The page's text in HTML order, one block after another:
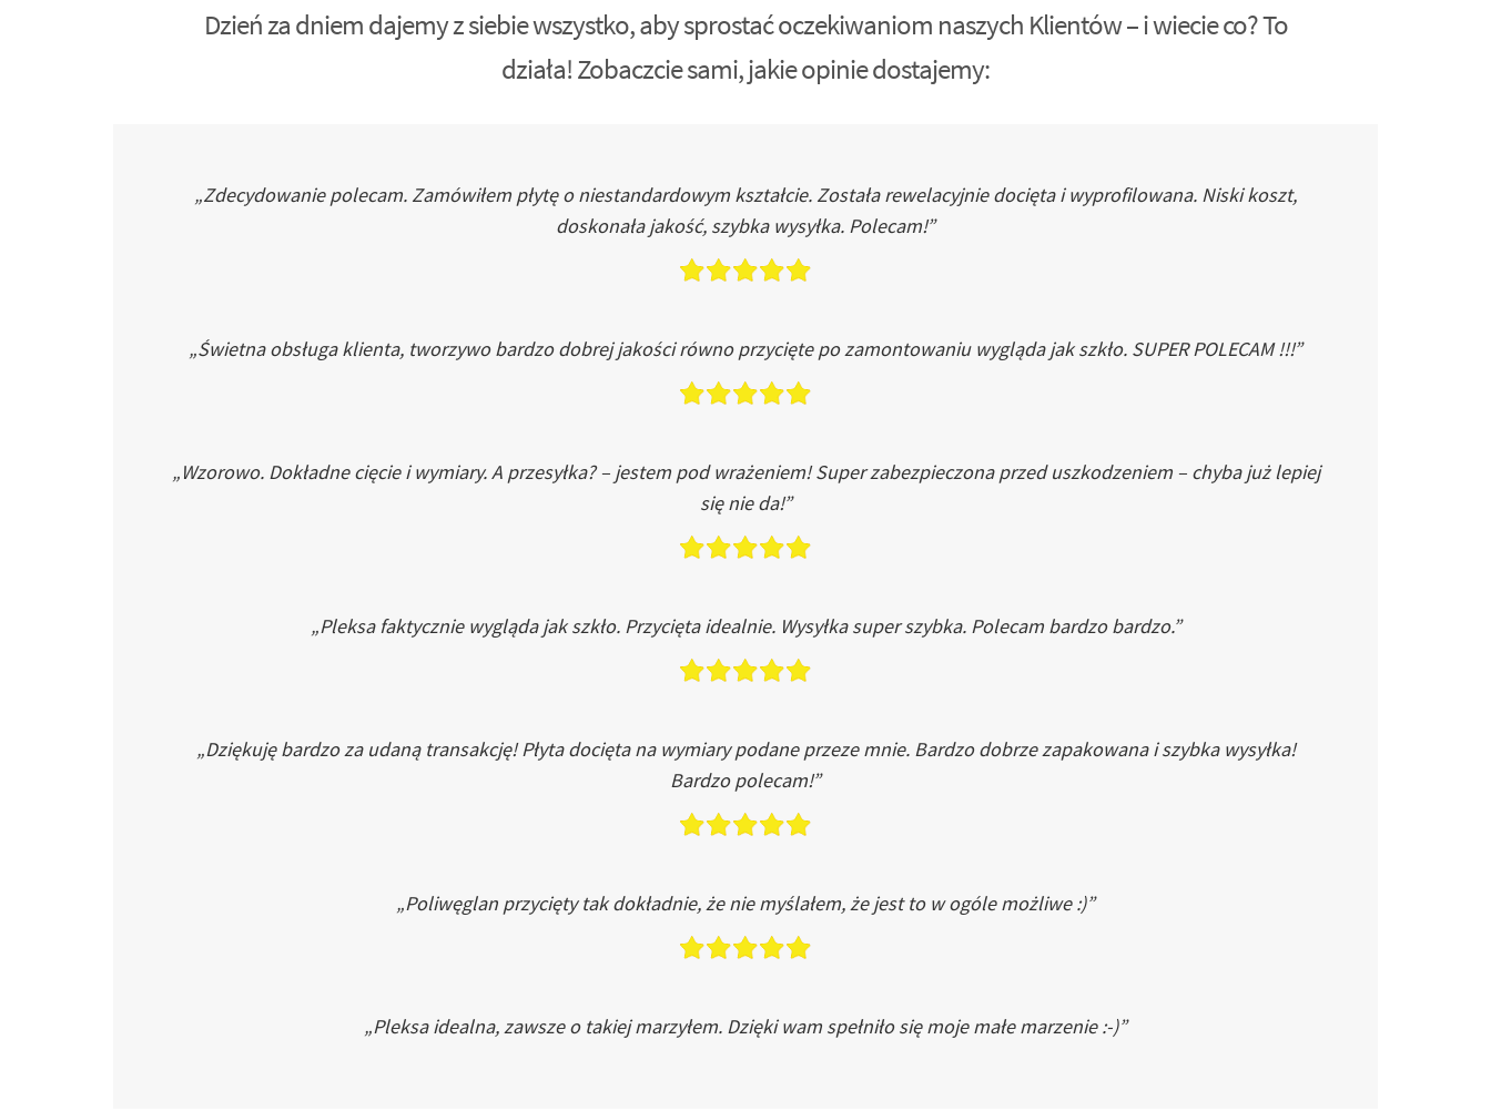
Dzień za dniem dajemy z siebie wszystko, aby sprostać oczekiwaniom naszych Klientów – i wiecie co? To
działa! Zobaczcie sami, jakie opinie dostajemy:
„Zdecydowanie polecam. Zamówiłem płytę o niestandardowym kształcie. Została rewelacyjnie docięta i wyprofilowana. Niski koszt,
doskonała jakość, szybka wysyłka. Polecam!”
„Świetna obsługa klienta, tworzywo bardzo dobrej jakości równo przycięte po zamontowaniu wygląda jak szkło. SUPER POLECAM !!!”
„Wzorowo. Dokładne cięcie i wymiary. A przesyłka? – jestem pod wrażeniem! Super zabezpieczona przed uszkodzeniem – chyba już lepiej
się nie da!”
„Pleksa faktycznie wygląda jak szkło. Przycięta idealnie. Wysyłka super szybka. Polecam bardzo bardzo.”
„Dziękuję bardzo za udaną transakcję! Płyta docięta na wymiary podane przeze mnie. Bardzo dobrze zapakowana i szybka wysyłka!
Bardzo polecam!”
„Poliwęglan przycięty tak dokładnie, że nie myślałem, że jest to w ogóle możliwe :)”
„Pleksa idealna, zawsze o takiej marzyłem. Dzięki wam spełniło się moje małe marzenie :-)”